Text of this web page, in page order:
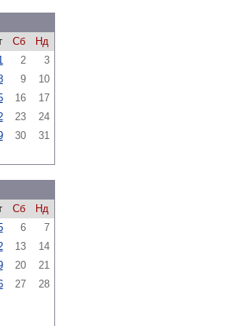
Сб
Нд
2
3
9
10
16
17
23
24
30 31
Сб
Нд
6
7
13
14
20
21
27
28